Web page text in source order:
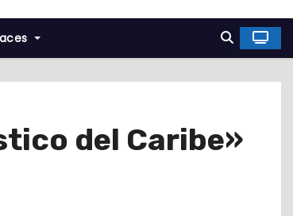
del Caribe»